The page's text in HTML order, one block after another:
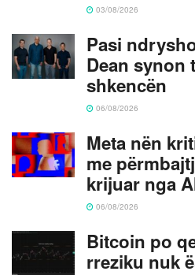
03/08/2026
Pasi
Dean synon
shkencën
06/08/2026
Meta nën
me
krijuar nga
06/08/2026
Bitcoin po
rreziku nuk